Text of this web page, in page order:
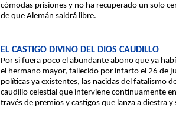
cómodas prisiones y no ha recuperado un solo
de que Alemán saldrá libre.
EL CASTIGO DIVINO DEL DIOS CAUDILLO
Por si fuera poco el abundante abono que ya
el hermano mayor, fallecido por infarto el 26 de
políticas ya existentes, las nacidas del fatalismo
caudillo celestial que interviene continuamente
través de premios y castigos que lanza a diestra y